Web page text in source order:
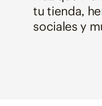
tu tienda,
sociales y